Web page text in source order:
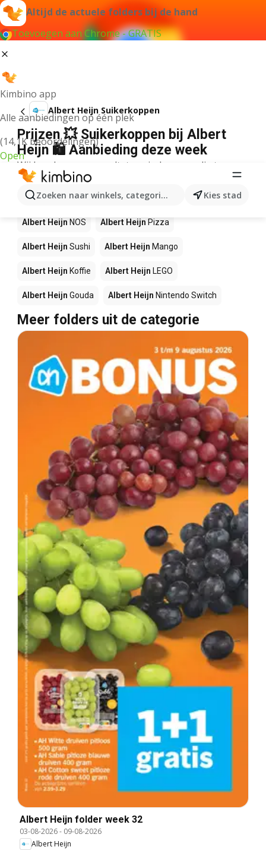
Altijd de actuele folders bij de hand
Toevoegen aan Chrome - GRATIS
Kimbino app
Alle aanbiedingen op één plek
(14,1K beoordelingen)
Open
Zoeken naar winkels, categorieën, producten...
Kies stad
Albert Heijn Suikerkoppen
Prijzen 💥 Suikerkoppen bij Albert
Heijn 🛍️ Aanbieding deze week
Wij konden geen resultaten vinden voor die term.
Andere producten in winkels Albert
Heijn
Albert Heijn NOS Albert Heijn Pizza
Albert Heijn Sushi Albert Heijn Mango
Albert Heijn Koffie Albert Heijn LEGO
Albert Heijn Gouda Albert Heijn Nintendo Switch
Meer folders uit de categorie
Albert Heijn folder week 32
03-08-2026- 09-08-2026
Albert Heijn